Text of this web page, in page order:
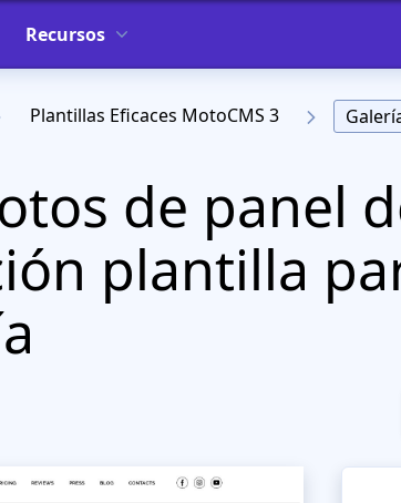
Recursos
Plantillas Eficaces MotoCMS 3
de panel
plantilla